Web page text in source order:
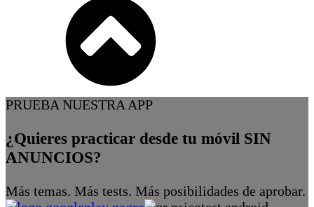
PRUEBA NUESTRA APP
¿Quieres practicar desde tu móvil SIN
ANUNCIOS?
Más temas. Más tests. Más posibilidades de aprobar.